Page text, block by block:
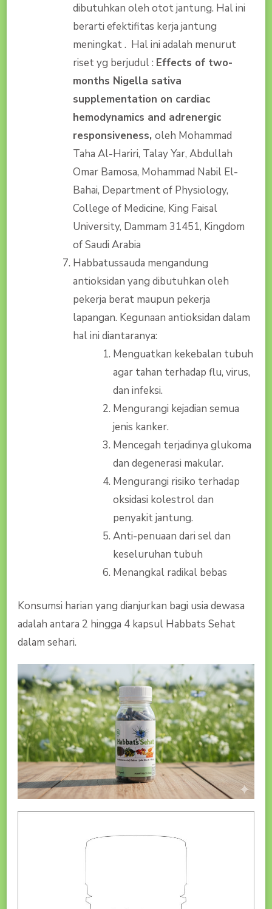
dibutuhkan oleh otot jantung. Hal ini
berarti efektifitas kerja jantung
meningkat . Hal ini adalah menurut
riset yg berjudul : Effects of two-
months Nigella sativa
supplementation on cardiac
hemodynamics and adrenergic
responsiveness, oleh Mohammad
Taha Al-Hariri, Talay Yar, Abdullah
Omar Bamosa, Mohammad Nabil El-
Bahai, Department of Physiology,
College of Medicine, King Faisal
University, Dammam 31451, Kingdom
of Saudi Arabia
Habbatussauda mengandung
antioksidan yang dibutuhkan oleh
pekerja berat maupun pekerja
lapangan. Kegunaan antioksidan dalam
hal ini diantaranya:
Menguatkan kekebalan tubuh
agar tahan terhadap flu, virus,
dan infeksi.
Mengurangi kejadian semua
jenis kanker.
Mencegah terjadinya glukoma
dan degenerasi makular.
Mengurangi risiko terhadap
oksidasi kolestrol dan
penyakit jantung.
Anti-penuaan dari sel dan
keseluruhan tubuh
Menangkal radikal bebas
Konsumsi harian yang dianjurkan bagi usia dewasa
adalah antara 2 hingga 4 kapsul Habbats Sehat
dalam sehari.